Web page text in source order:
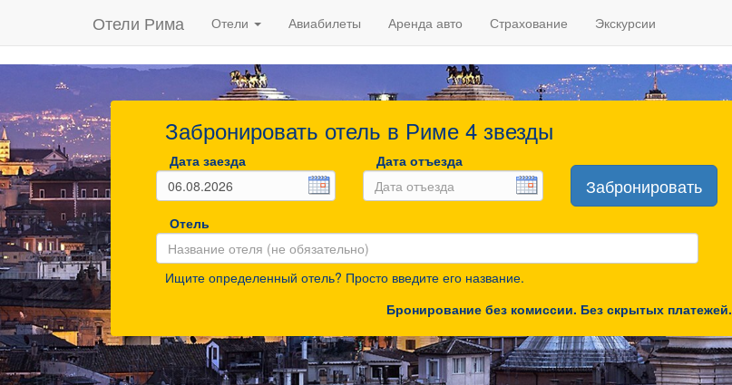
Отели Рима Отели Авиабилеты Аренда авто Страхование Экскурсии
Забронировать отель в Риме 4 звезды
Дата заезда Дата отъезда
Забронировать
Отель
Ищите определенный отель? Просто введите его название.
Бронирование без комиссии. Без скрытых платежей.